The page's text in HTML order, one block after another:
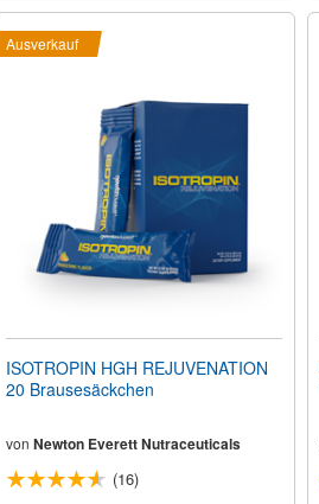
Ausverkauf
ISOTROPIN HGH REJUVENATION
20 Brausesäckchen
von Newton Everett Nutraceuticals
(16)